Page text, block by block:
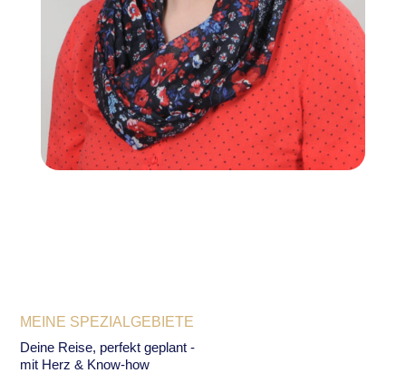
MEINE SPEZIALGEBIETE
Deine Reise, perfekt geplant -
mit Herz & Know-how